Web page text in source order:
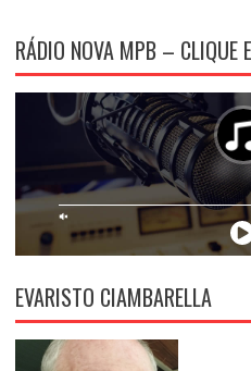
RÁDIO NOVA MPB – CLIQUE
EVARISTO CIAMBARELLA